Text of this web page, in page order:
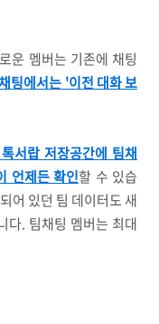
운 멤버는 기존에 채팅
팅에서는 '이전 대화 보
서랍 저장공간에 팀채
언제든 확인할 수 있습
어 있던 팀 데이터도 새
다. 팀채팅 멤버는 최대